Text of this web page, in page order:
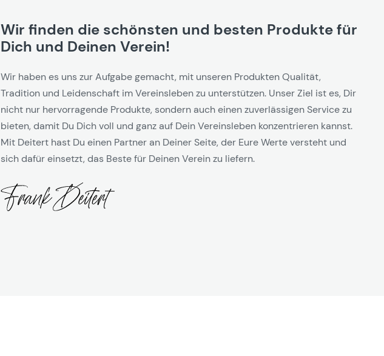
Wir finden die schönsten und besten Produkte für
Dich und Deinen Verein!
Wir haben es uns zur Aufgabe gemacht, mit unseren Produkten Qualität,
Tradition und Leidenschaft im Vereinsleben zu unterstützen. Unser Ziel ist es, Dir
nicht nur hervorragende Produkte, sondern auch einen zuverlässigen Service zu
bieten, damit Du Dich voll und ganz auf Dein Vereinsleben konzentrieren kannst.
Mit Deitert hast Du einen Partner an Deiner Seite, der Eure Werte versteht und
sich dafür einsetzt, das Beste für Deinen Verein zu liefern.